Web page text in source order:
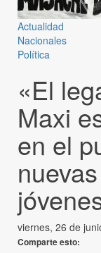
Actualidad
Nacionales
Política
«El
Maxi
en el
viernes, 26 de
Comparte esto: